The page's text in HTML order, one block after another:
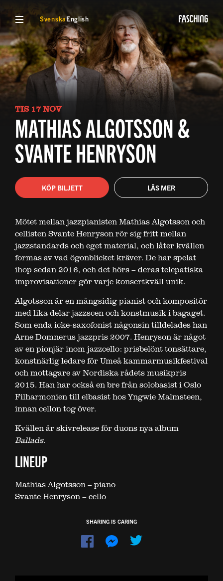
VISA MENYSvenskaEnglish
TIS 17 NOV
MATHIAS ALGOTSSON &
SVANTE HENRYSON
KÖP BILJETT LÄS MER
Mötet mellan jazzpianisten Mathias Algotsson och
cellisten Svante Henryson rör sig fritt mellan
jazzstandards och eget material, och låter kvällen
formas av vad ögonblicket kräver. De har spelat
ihop sedan 2016, och det hörs – deras telepatiska
improvisationer gör varje konsertkväll unik.
Algotsson är en mångsidig pianist och kompositör
med lika delar jazzscen och konstmusik i bagaget.
Som enda icke-saxofonist någonsin tilldelades han
Arne Domnerus jazzpris 2007. Henryson är något
av en pionjär inom jazzcello: prisbelönt tonsättare,
konstnärlig ledare för Umeå kammarmusikfestival
och mottagare av Nordiska rådets musikpris
2015. Han har också en bre från solobasist i Oslo
Filharmonien till elbasist hos Yngwie Malmsteen,
innan cellon tog över.
Kvällen är skivrelease för duons nya album
Ballads.
LINEUP
Mathias Algotsson – piano
Svante Henryson – cello
SHARING IS CARING
Dela
Dela